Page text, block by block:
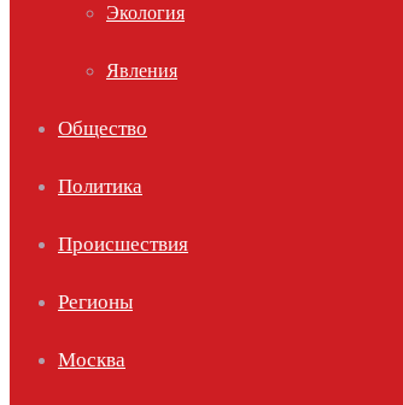
Экология
Явления
Общество
Политика
Происшествия
Регионы
Москва